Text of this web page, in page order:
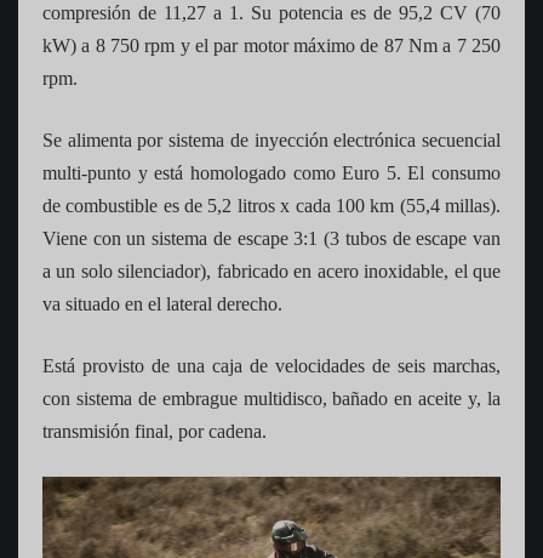
compresión de 11,27 a 1. Su potencia es de 95,2 CV (70
kW) a 8 750 rpm y el par motor máximo de 87 Nm a 7 250
rpm.
Se alimenta por sistema de inyección electrónica secuencial
multi-punto y está homologado como Euro 5. El consumo
de combustible es de 5,2 litros x cada 100 km (55,4 millas).
Viene con un sistema de escape 3:1 (3 tubos de escape van
a un solo silenciador), fabricado en acero inoxidable, el que
va situado en el lateral derecho.
Está provisto de una caja de velocidades de seis marchas,
con sistema de embrague multidisco, bañado en aceite y, la
transmisión final, por cadena.